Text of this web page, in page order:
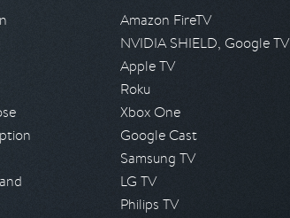
Amazon FireTV
NVIDIA SHIELD, Google TV
Apple TV
Roku
Xbox One
Google Cast
Samsung TV
LG TV
Philips TV